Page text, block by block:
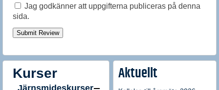
Kurser
Jag godkänner att uppgifterna publiceras på denna
sida.
Submit Review
Aktuellt